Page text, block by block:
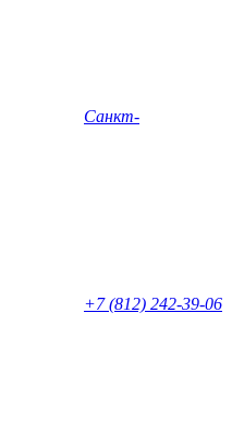
Санкт-
+7 (812) 242-39-06